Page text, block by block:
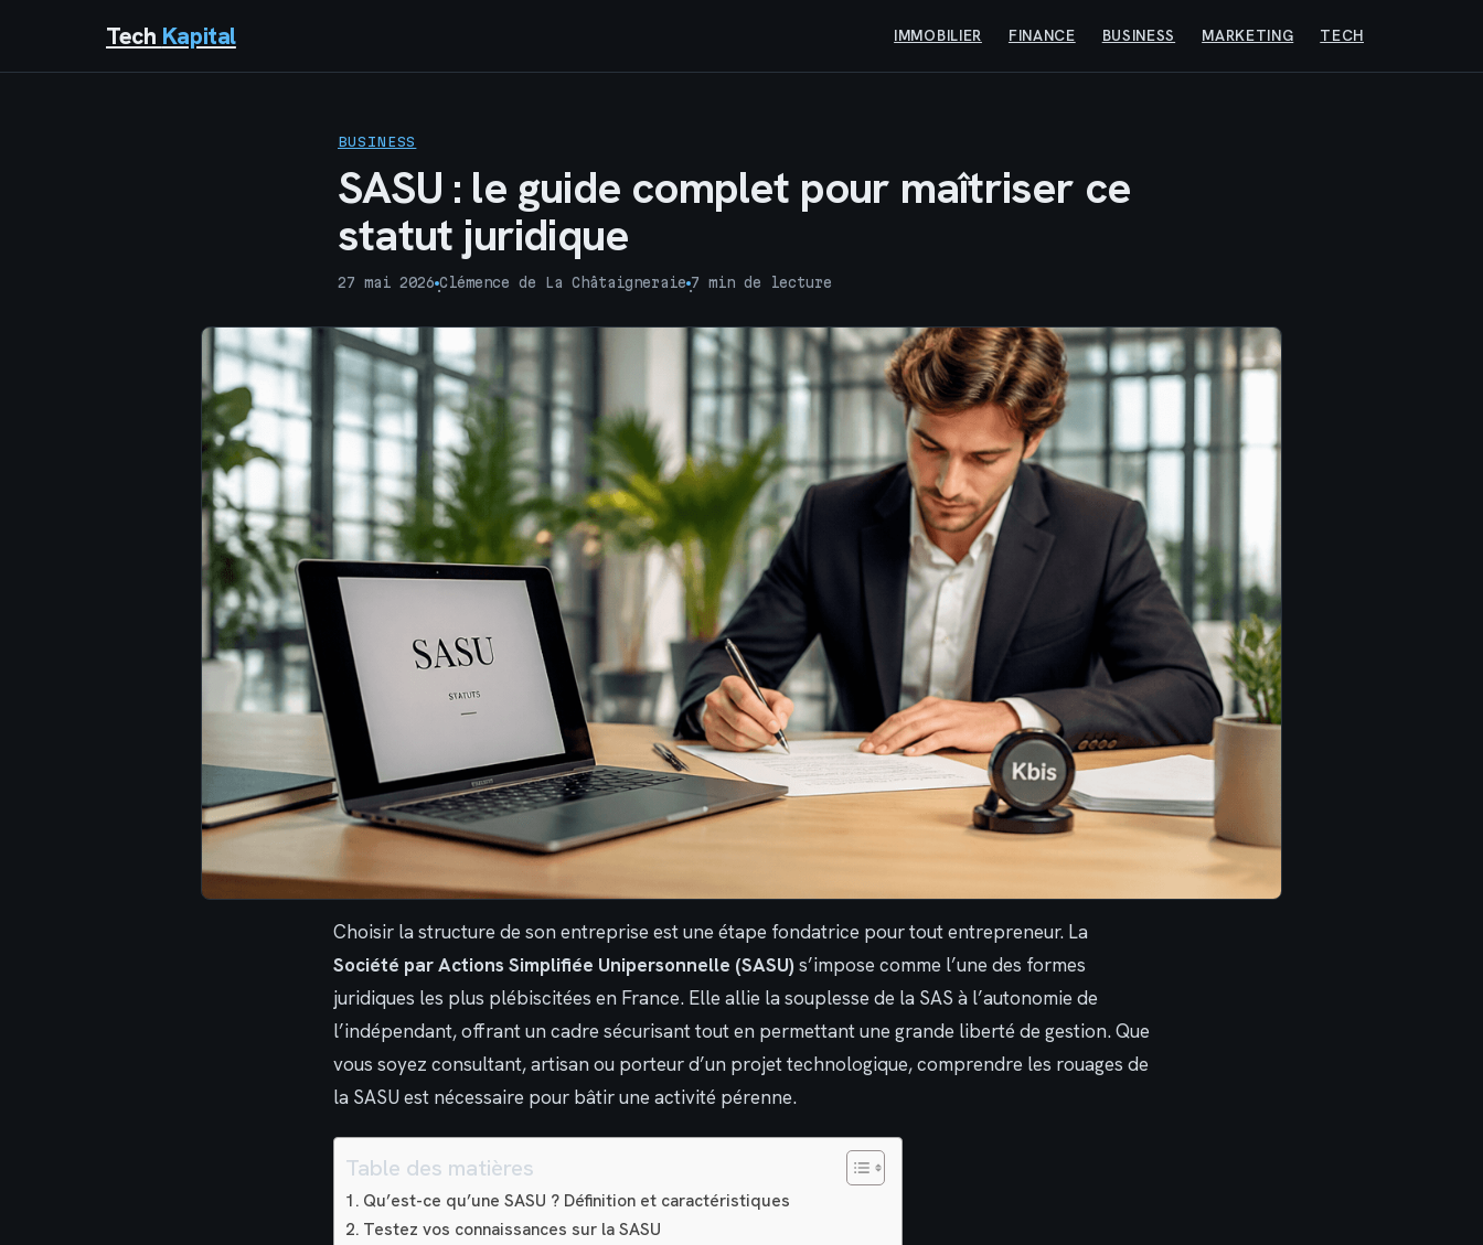
Tech Kapital IMMOBILIER FINANCE BUSINESS MARKETING TECH
BUSINESS
SASU : le guide complet pour maîtriser ce
statut juridique
27 mai 2026
·
Clémence de La Châtaigneraie
·
7 min de lecture
Choisir la structure de son entreprise est une étape fondatrice pour tout entrepreneur. La
Société par Actions Simplifiée Unipersonnelle (SASU) s’impose comme l’une des formes
juridiques les plus plébiscitées en France. Elle allie la souplesse de la SAS à l’autonomie de
l’indépendant, offrant un cadre sécurisant tout en permettant une grande liberté de gestion. Que
vous soyez consultant, artisan ou porteur d’un projet technologique, comprendre les rouages de
la SASU est nécessaire pour bâtir une activité pérenne.
Table des matières
Qu’est-ce qu’une SASU ? Définition et caractéristiques
Testez vos connaissances sur la SASU